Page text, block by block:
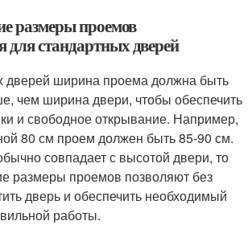
размеры проемов
для стандартных дверей
дверей ширина проема должна быть
чем ширина двери, чтобы обеспечить
и свободное открывание. Например,
80 см проем должен быть 85-90 см.
совпадает с высотой двери, то
размеры проемов позволяют без
дверь и обеспечить необходимый
работы.